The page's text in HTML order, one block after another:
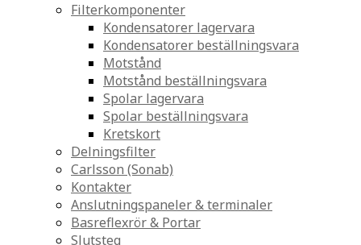
Filterkomponenter
Kondensatorer lagervara
Kondensatorer beställningsvara
Motstånd
Motstånd beställningsvara
Spolar lagervara
Spolar beställningsvara
Kretskort
Delningsfilter
Carlsson (Sonab)
Kontakter
Anslutningspaneler & terminaler
Basreflexrör & Portar
Slutsteg